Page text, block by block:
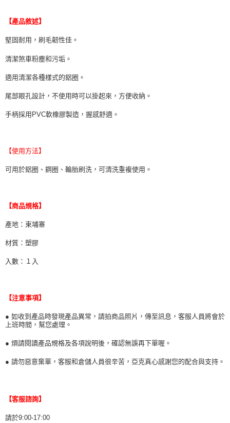
【注意事項】
１．透過由恩沛科技股份有限公司提供之「AFTEE先享後付」服務完成之交
易，需依本服務之必要範圍內提供個人資料，並將交易相關給付款項請求債
權轉讓予恩沛科技股份有限公司。
２．關於個人資料處理事宜，請瀏覽以下網址：
https://aftee.tw/terms/#terms3
３．未成年的使用者請事先徵得法定代理人或監護人之同意方可使用
「AFTEE先享後付」，若未經同意申辦者引起之損失，本公司不負相關責
任。
４．使用「AFTEE先享後付」時，將依據個別帳號之用戶狀況，依本公司即
時審查核予不同之上限額度；若仍有額度不足之情形，本公司將視審查結果
恩沛科技股份有限公司將有權停止該用戶之使用額度並採取法律行動。
7-11取貨付款 (運費70$)
每筆NT$70，滿NT$490(含以上)免運費
付款後7-11取貨 (運費70$)
【產品敘述】
堅固耐用，刷毛韌性佳。
清潔煞車粉塵和污垢。
適用清潔各種樣式的鋁圈。
尾部眼孔設計，不使用時可以掛起來，方便收納。
手柄採用PVC軟橡膠製造，握感舒適。
【使用方法】
可用於鋁圈、鋼圈、輪胎刷洗，可清洗重複使用。
【商品規格】
產地：柬埔寨
材質：塑膠
入數：１入
【注意事項】
● 如收到產品時發現產品異常，請拍商品照片，傳至訊息，客服人員將會於
上班時間，幫您處理。
● 煩請閱讀產品規格及各項說明後，確認無誤再下單喔。
● 請勿惡意棄單，客服和倉儲人員很辛苦，亞克真心感謝您的配合與支持。
【客服諮詢】
請於9:00-17:00